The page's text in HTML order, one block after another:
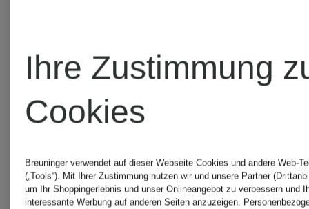
DENIM
Boyfriend
Jeans
CHF 119
DENIM
Flared
CHF 119
Ihre Zustimmung
Cookies
Breuninger verwendet auf dieser Webseite Cookies und andere Web-
(„Tools“). Mit Ihrer Zustimmung nutzen wir und unsere Partner
um Ihr Shoppingerlebnis und unser Onlineangebot zu verbessern und
interessante Werbung auf anderen Seiten anzuzeigen.